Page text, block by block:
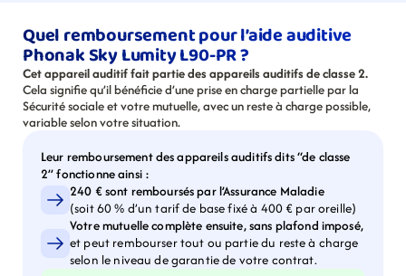
Quel remboursement pour l’aide auditive
Phonak Sky Lumity L90-PR ?
Cet appareil auditif fait partie des appareils auditifs de classe 2.
Cela signifie qu’il bénéficie d’une prise en charge partielle par la
Sécurité sociale et votre mutuelle, avec un reste à charge possible,
variable selon votre situation.
Leur remboursement des appareils auditifs dits “de classe
2” fonctionne ainsi :
240 € sont remboursés par l’Assurance Maladie
(soit 60 % d’un tarif de base fixé à 400 € par oreille)
Votre mutuelle complète ensuite, sans plafond imposé,
et peut rembourser tout ou partie du reste à charge
selon le niveau de garantie de votre contrat.